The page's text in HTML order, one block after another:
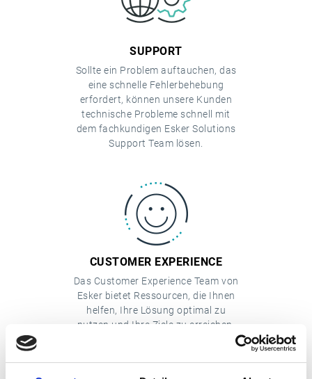
SUPPORT
Sollte ein Problem auftauchen, das
eine schnelle Fehlerbehebung
erfordert, können unsere Kunden
technische Probleme schnell mit
dem fachkundigen Esker Solutions
Support Team lösen.
CUSTOMER EXPERIENCE
Das Customer Experience Team von
Esker bietet Ressourcen, die Ihnen
helfen, Ihre Lösung optimal zu
nutzen und Ihre Ziele zu erreichen.